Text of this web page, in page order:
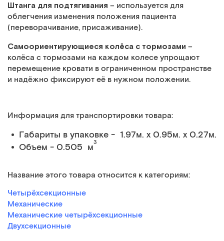
Штанга для подтягивания – используется для
облегчения изменения положения пациента
(переворачивание, присаживание).
Самоориентирующиеся колёса с тормозами –
колёса с тормозами на каждом колесе упрощают
перемещение кровати в ограниченном пространстве
и надёжно фиксируют её в нужном положении.
Информация для транспортировки товара:
Габариты в упаковке - 1.97м. x 0.95м. x 0.27м.
Объем - 0.505 м3
Название этого товара относится к категориям:
Четырёхсекционные
Механические
Механические четырёхсекционные
Двухсекционные